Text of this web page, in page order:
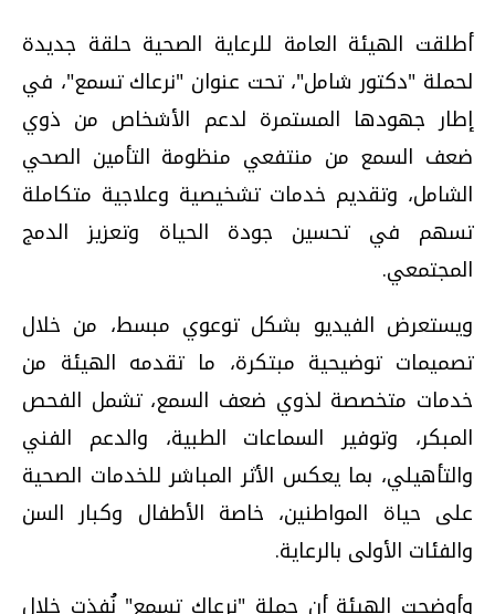
أطلقت الهيئة العامة للرعاية الصحية حلقة جديدة
لحملة "دكتور شامل"، تحت عنوان "نرعاك تسمع"، في
إطار جهودها المستمرة لدعم الأشخاص من ذوي
ضعف السمع من منتفعي منظومة التأمين الصحي
الشامل، وتقديم خدمات تشخيصية وعلاجية متكاملة
تسهم في تحسين جودة الحياة وتعزيز الدمج
المجتمعي.
ويستعرض الفيديو بشكل توعوي مبسط، من خلال
تصميمات توضيحية مبتكرة، ما تقدمه الهيئة من
خدمات متخصصة لذوي ضعف السمع، تشمل الفحص
المبكر، وتوفير السماعات الطبية، والدعم الفني
والتأهيلي، بما يعكس الأثر المباشر للخدمات الصحية
على حياة المواطنين، خاصة الأطفال وكبار السن
والفئات الأولى بالرعاية.
وأوضحت الهيئة أن حملة "نرعاك تسمع" نُفذت خلال